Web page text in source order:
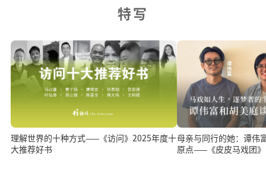
特写
理解世界的十种方式——《访问》2025年度十
大推荐好书
母亲与同行的她：谭伟
原点——《皮皮马戏团》